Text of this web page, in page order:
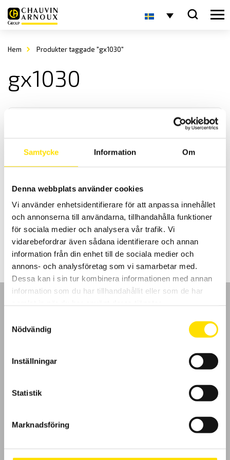
Samtycke Information Om
Denna webbplats använder cookies
Vi använder enhetsidentifierare för att anpassa innehållet
och annonserna till användarna, tillhandahålla funktioner
för sociala medier och analysera vår trafik. Vi
vidarebefordrar även sådana identifierare och annan
information från din enhet till de sociala medier och
annons- och analysföretag som vi samarbetar med.
Dessa kan i sin tur kombinera informationen med annan
information som du har tillhandahållit eller som de har
Nödvändig
Inställningar
Statistik
Marknadsföring
Hem Produkter taggade "gx1030"
gx1030
GX1030 Arbitrary funktionsgenerator
Arbitrary funktionsgenerator med 2-kanaler och 30 MHz bandbredd
med en amplitud upp till 20 Vpp.
10,495.00 kr LÄS MER